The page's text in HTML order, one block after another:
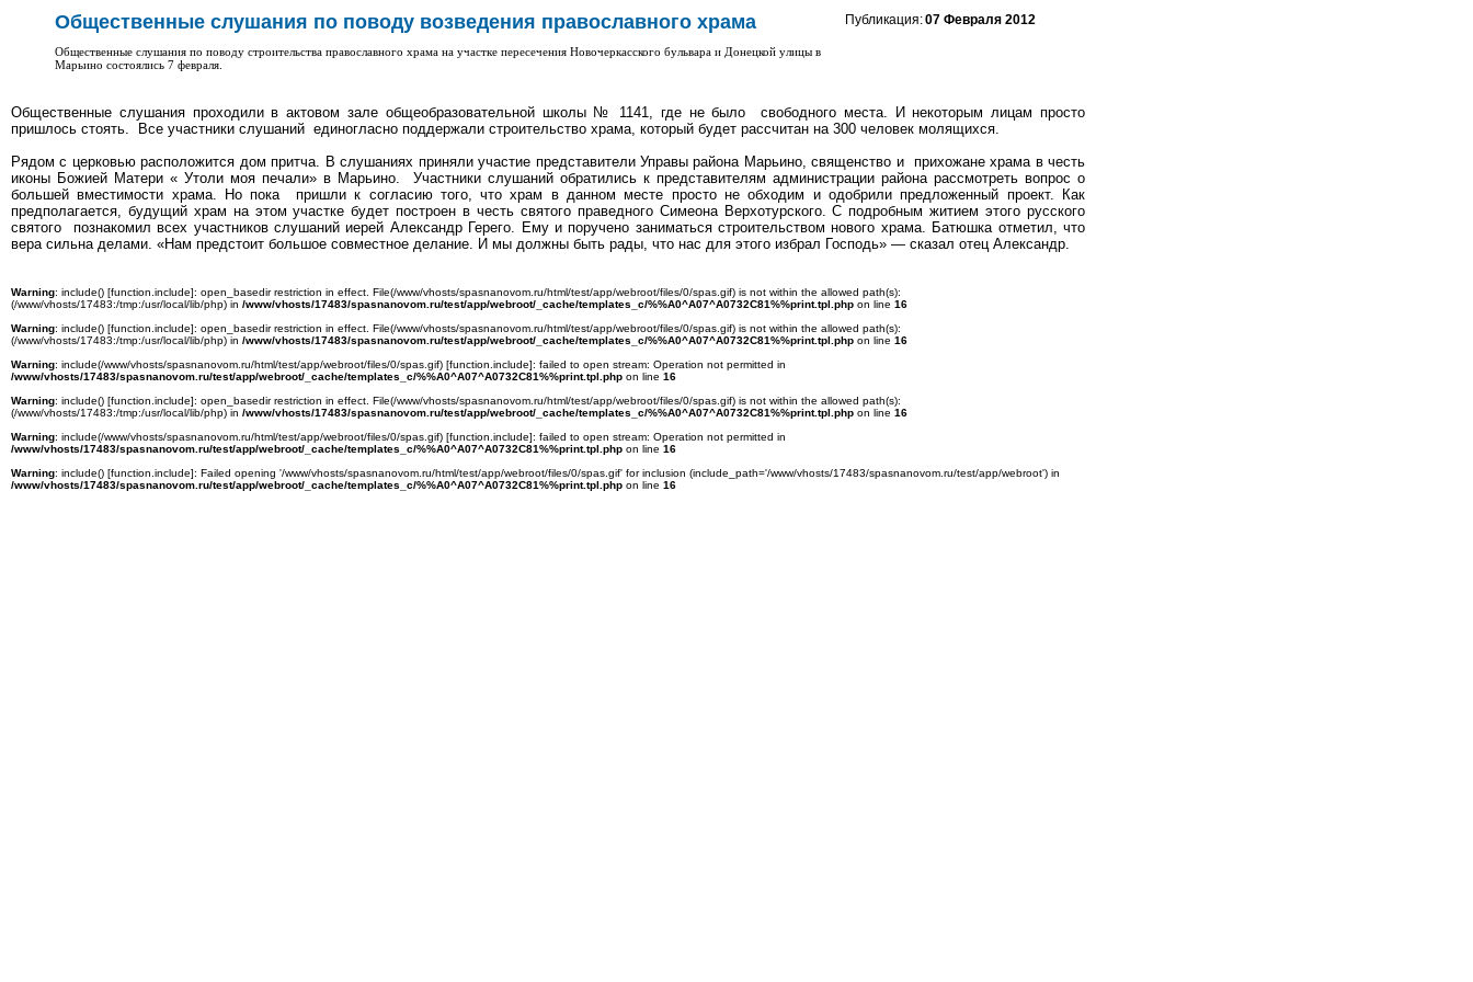
Общественные слушания по поводу возведения православного храма
Общественные слушания по поводу строительства православного храма на участке пересечения Новочеркасского бульвара и Донецкой улицы в
Марьино состоялись 7 февраля.
Публикация:07 Февраля 2012
Общественные слушания проходили в актовом зале общеобразовательной школы № 1141, где не было свободного места. И некоторым лицам просто
пришлось стоять. Все участники слушаний единогласно поддержали строительство храма, который будет рассчитан на 300 человек молящихся.
Рядом с церковью расположится дом притча. В слушаниях приняли участие представители Управы района Марьино, священство и прихожане храма в честь
иконы Божией Матери « Утоли моя печали» в Марьино. Участники слушаний обратились к представителям администрации района рассмотреть вопрос о
большей вместимости храма. Но пока пришли к согласию того, что храм в данном месте просто не обходим и одобрили предложенный проект. Как
предполагается, будущий храм на этом участке будет построен в честь святого праведного Симеона Верхотурского. С подробным житием этого русского
святого познакомил всех участников слушаний иерей Александр Герего. Ему и поручено заниматься строительством нового храма. Батюшка отметил, что
вера сильна делами. «Нам предстоит большое совместное делание. И мы должны быть рады, что нас для этого избрал Господь» — сказал отец Александр.
Warning: include() [function.include]: open_basedir restriction in effect. File(/www/vhosts/spasnanovom.ru/html/test/app/webroot/files/0/spas.gif) is not within the allowed path(s):
(/www/vhosts/17483:/tmp:/usr/local/lib/php) in /www/vhosts/17483/spasnanovom.ru/test/app/webroot/_cache/templates_c/%%A0^A07^A0732C81%%print.tpl.php on line 16
Warning: include() [function.include]: open_basedir restriction in effect. File(/www/vhosts/spasnanovom.ru/html/test/app/webroot/files/0/spas.gif) is not within the allowed path(s):
(/www/vhosts/17483:/tmp:/usr/local/lib/php) in /www/vhosts/17483/spasnanovom.ru/test/app/webroot/_cache/templates_c/%%A0^A07^A0732C81%%print.tpl.php on line 16
Warning: include(/www/vhosts/spasnanovom.ru/html/test/app/webroot/files/0/spas.gif) [function.include]: failed to open stream: Operation not permitted in
/www/vhosts/17483/spasnanovom.ru/test/app/webroot/_cache/templates_c/%%A0^A07^A0732C81%%print.tpl.php on line 16
Warning: include() [function.include]: open_basedir restriction in effect. File(/www/vhosts/spasnanovom.ru/html/test/app/webroot/files/0/spas.gif) is not within the allowed path(s):
(/www/vhosts/17483:/tmp:/usr/local/lib/php) in /www/vhosts/17483/spasnanovom.ru/test/app/webroot/_cache/templates_c/%%A0^A07^A0732C81%%print.tpl.php on line 16
Warning: include(/www/vhosts/spasnanovom.ru/html/test/app/webroot/files/0/spas.gif) [function.include]: failed to open stream: Operation not permitted in
/www/vhosts/17483/spasnanovom.ru/test/app/webroot/_cache/templates_c/%%A0^A07^A0732C81%%print.tpl.php on line 16
Warning: include() [function.include]: Failed opening '/www/vhosts/spasnanovom.ru/html/test/app/webroot/files/0/spas.gif' for inclusion (include_path='/www/vhosts/17483/spasnanovom.ru/test/app/webroot') in
/www/vhosts/17483/spasnanovom.ru/test/app/webroot/_cache/templates_c/%%A0^A07^A0732C81%%print.tpl.php on line 16